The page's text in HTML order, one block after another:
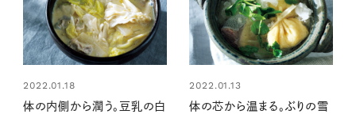
2022.01.18
体の内側から潤う。豆乳の白
2022.01.13
体の芯から温まる。ぶりの雪